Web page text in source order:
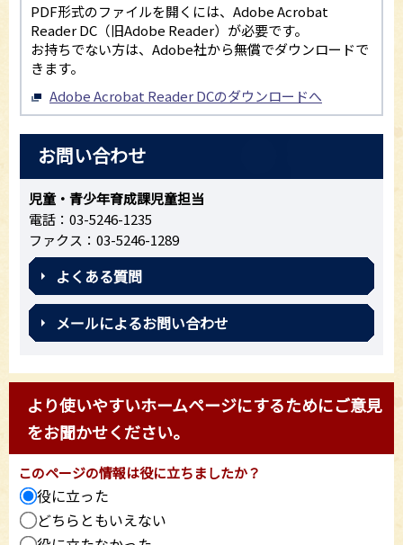
PDF形式のファイルを開くには、Adobe Acrobat
Reader DC（旧Adobe Reader）が必要です。
お持ちでない方は、Adobe社から無償でダウンロードで
きます。
Adobe Acrobat Reader DCのダウンロードへ
お問い合わせ
児童・青少年育成課児童担当
電話：03-5246-1235
ファクス：03-5246-1289
よくある質問
メールによるお問い合わせ
より使いやすいホームページにするためにご意見
をお聞かせください。
このページの情報は役に立ちましたか？
役に立った
どちらともいえない